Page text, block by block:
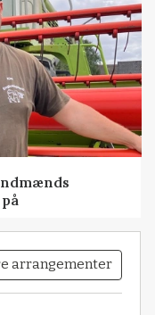
arrangementer